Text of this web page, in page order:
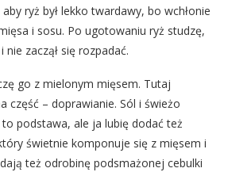
ryż był lekko twardawy, bo wchłonie
i sosu. Po ugotowaniu ryż studzę,
nie zaczął się rozpadać.
go z mielonym mięsem. Tutaj
część – doprawianie. Sól i świeżo
podstawa, ale ja lubię dodać też
świetnie komponuje się z mięsem i
też odrobinę podsmażonej cebulki